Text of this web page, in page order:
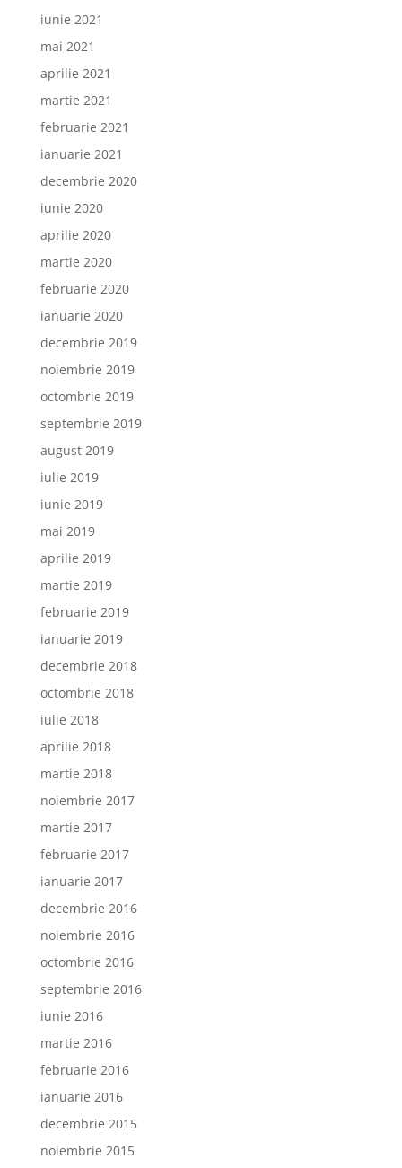
iunie 2021
mai 2021
aprilie 2021
martie 2021
februarie 2021
ianuarie 2021
decembrie 2020
iunie 2020
aprilie 2020
martie 2020
februarie 2020
ianuarie 2020
decembrie 2019
noiembrie 2019
octombrie 2019
septembrie 2019
august 2019
iulie 2019
iunie 2019
mai 2019
aprilie 2019
martie 2019
februarie 2019
ianuarie 2019
decembrie 2018
octombrie 2018
iulie 2018
aprilie 2018
martie 2018
noiembrie 2017
martie 2017
februarie 2017
ianuarie 2017
decembrie 2016
noiembrie 2016
octombrie 2016
septembrie 2016
iunie 2016
martie 2016
februarie 2016
ianuarie 2016
decembrie 2015
noiembrie 2015